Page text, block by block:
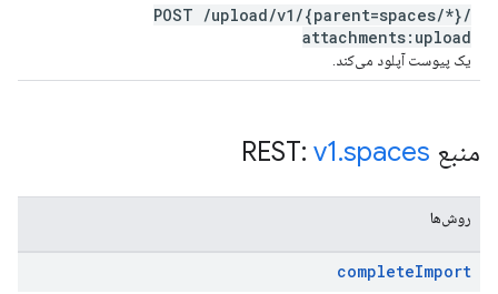
POST /upload/v1 /{parent=spaces/*}/
attachments:upload
یک پیوست آپلود می‌کند.
منبع REST: v1.spaces
روش‌ها
completeImport